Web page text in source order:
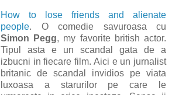
How to lose friends and alienate
people. O comedie savuroasa cu
Simon Pegg, my favorite british actor.
Tipul asta e un scandal gata de a
izbucni in fiecare film. Aici e un jurnalist
britanic de scandal invidios pe viata
luxoasa a starurilor pe care le